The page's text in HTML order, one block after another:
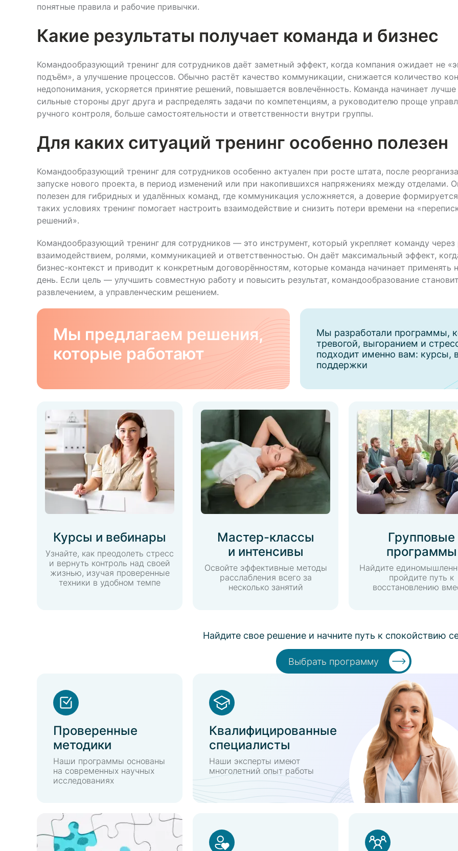
понятные правила и рабочие привычки.
Какие результаты получает команда и бизнес
Командообразующий тренинг для сотрудников даёт заметный эффект, когда компания ожидает не
подъём», а улучшение процессов. Обычно растёт качество коммуникации, снижается количество
недопонимания, ускоряется принятие решений, повышается вовлечённость. Команда начинает
сильные стороны друг друга и распределять задачи по компетенциям, а руководителю проще
ручного контроля, больше самостоятельности и ответственности внутри группы.
Для каких ситуаций тренинг особенно полезен
Командообразующий тренинг для сотрудников особенно актуален при росте штата, после
запуске нового проекта, в период изменений или при накопившихся напряжениях между отделами.
полезен для гибридных и удалённых команд, где коммуникация усложняется, а доверие
таких условиях тренинг помогает настроить взаимодействие и снизить потери времени на
решений».
Командообразующий тренинг для сотрудников — это инструмент, который укрепляет команду через
взаимодействием, ролями, коммуникацией и ответственностью. Он даёт максимальный эффект,
бизнес-контекст и приводит к конкретным договорённостям, которые команда начинает применять
день. Если цель — улучшить совместную работу и повысить результат, командообразование
развлечением, а управленческим решением.
Мы предлагаем решения,
которые работают
Мы разработали программы,
тревогой, выгоранием и
подходит именно вам: курсы,
поддержки
Курсы и вебинары
Узнайте, как преодолеть стресс
и вернуть контроль над своей
жизнью, изучая проверенные
техники в удобном темпе
Мастер-классы
и интенсивы
Освойте эффективные методы
расслабления всего за
несколько занятий
Групповые
программы
Найдите
пройдите путь к
восстановлению
Найдите свое решение и начните путь к спокойствию
Выбрать программу
Проверенные
методики
Наши программы основаны
на современных научных
исследованиях
Квалифицированные
специалисты
Наши эксперты имеют
многолетний опыт работы